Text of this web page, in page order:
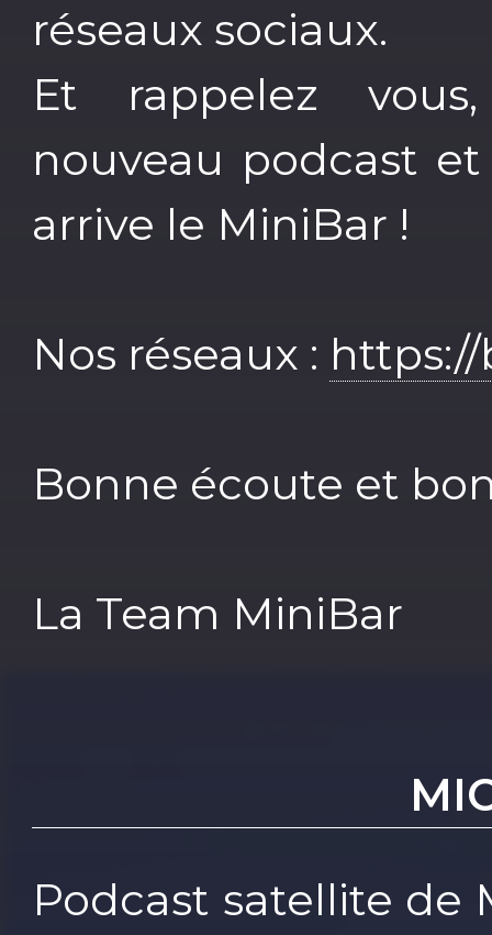
réseaux sociaux.
Et rappelez
nouveau podcast
arrive le MiniBar !
Nos réseaux :
Bonne écoute et
La Team MiniBar
Podcast satellite de